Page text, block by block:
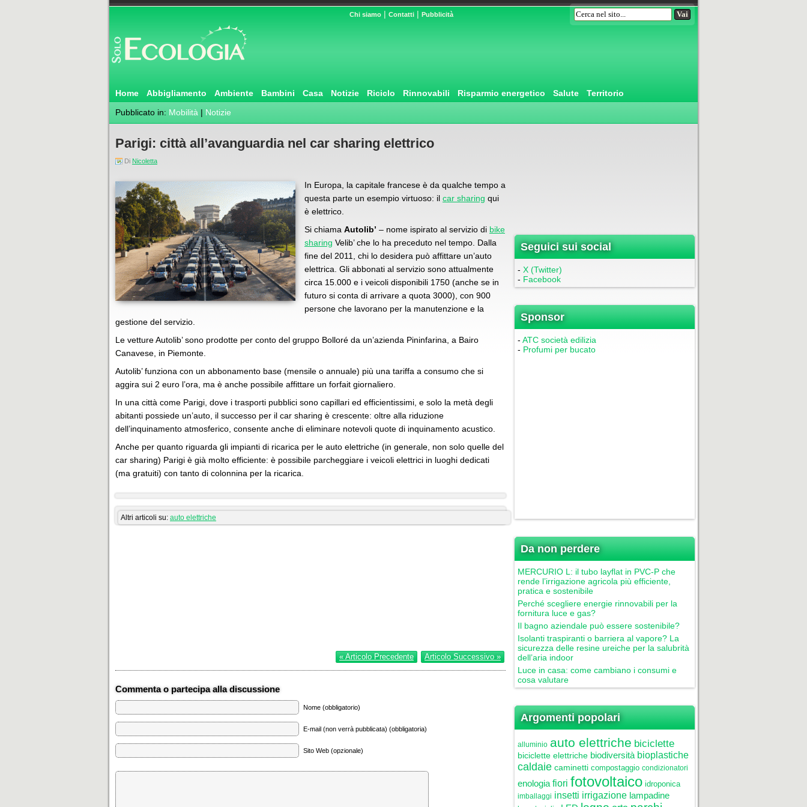
Chi siamo | Contatti | Pubblicità
Home Abbigliamento Ambiente Bambini Casa Notizie Riciclo Rinnovabili Risparmio energetico Salute
Territorio
Pubblicato in: Mobilità | Notizie
Parigi: città all’avanguardia nel car sharing elettrico
Di Nicoletta
In Europa, la capitale francese è da qualche tempo a
questa parte un esempio virtuoso: il car sharing qui
è elettrico.
Si chiama Autolib’ – nome ispirato al servizio di bike
sharing Velib’ che lo ha preceduto nel tempo. Dalla
fine del 2011, chi lo desidera può affittare un’auto
elettrica. Gli abbonati al servizio sono attualmente
circa 15.000 e i veicoli disponibili 1750 (anche se in
futuro si conta di arrivare a quota 3000), con 900
persone che lavorano per la manutenzione e la
gestione del servizio.
Le vetture Autolib’ sono prodotte per conto del gruppo Bolloré da un’azienda Pininfarina, a Bairo
Canavese, in Piemonte.
Autolib’ funziona con un abbonamento base (mensile o annuale) più una tariffa a consumo che si
aggira sui 2 euro l’ora, ma è anche possibile affittare un forfait giornaliero.
In una città come Parigi, dove i trasporti pubblici sono capillari ed efficientissimi, e solo la metà degli
abitanti possiede un’auto, il successo per il car sharing è crescente: oltre alla riduzione
dell’inquinamento atmosferico, consente anche di eliminare notevoli quote di inquinamento acustico.
Anche per quanto riguarda gli impianti di ricarica per le auto elettriche (in generale, non solo quelle del
car sharing) Parigi è già molto efficiente: è possibile parcheggiare i veicoli elettrici in luoghi dedicati
(ma gratuiti) con tanto di colonnina per la ricarica.
Altri articoli su: auto elettriche
« Articolo Precedente Articolo Successivo »
Commenta o partecipa alla discussione
Nome (obbligatorio)
E-mail (non verrà pubblicata) (obbligatoria)
Sito Web (opzionale)
Seguici sui social
- X (Twitter)
- Facebook
Sponsor
- ATC società edilizia
- Profumi per bucato
Da non perdere
MERCURIO L: il tubo layflat in PVC-P che
rende l’irrigazione agricola più efficiente,
pratica e sostenibile
Perché scegliere energie rinnovabili per la
fornitura luce e gas?
Il bagno aziendale può essere sostenibile?
Isolanti traspiranti o barriera al vapore? La
sicurezza delle resine ureiche per la salubrità
dell’aria indoor
Luce in casa: come cambiano i consumi e
cosa valutare
Argomenti popolari
alluminio auto elettriche biciclette
biciclette elettriche biodiversità bioplastiche
caldaie caminetti compostaggio condizionatori
enologia fiori fotovoltaico idroponica
imballaggi insetti irrigazione lampadine